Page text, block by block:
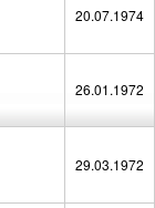
20.07.1974
26.01.1972
29.03.1972